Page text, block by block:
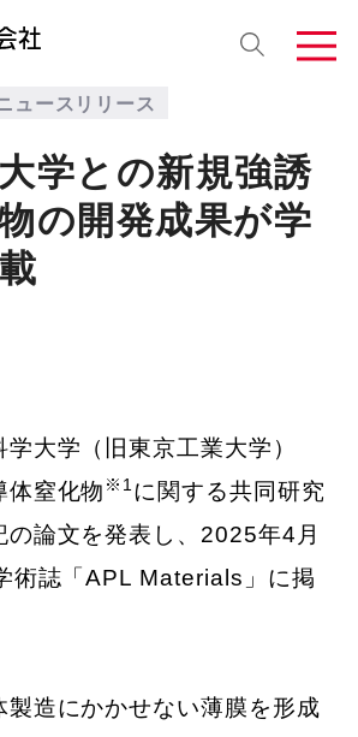
ュースリリース
学との新規強誘
の開発成果が学
大学（旧東京工業大学）
体窒化物 ※1 に関する共同研究
の論文を発表し、2025年4月
術誌「APL Materials」に掲
製造にかかせない薄膜を形成